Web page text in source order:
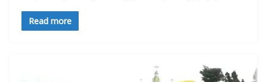
Read more